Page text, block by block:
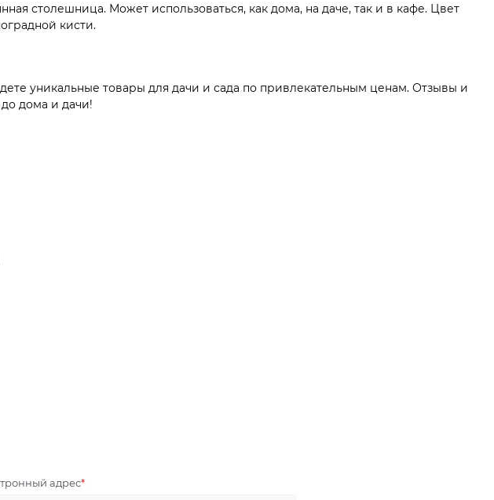
столешница. Может использоваться, как дома, на даче, так и в кафе. Цвет
кисти.
уникальные товары для дачи и сада по привлекательным ценам. Отзывы и
дома и дачи!
адрес